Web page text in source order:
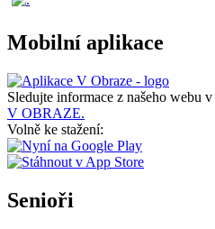
Mobilní aplikace
Sledujte informace z našeho webu v
V OBRAZE.
Volně ke stažení:
Senioři